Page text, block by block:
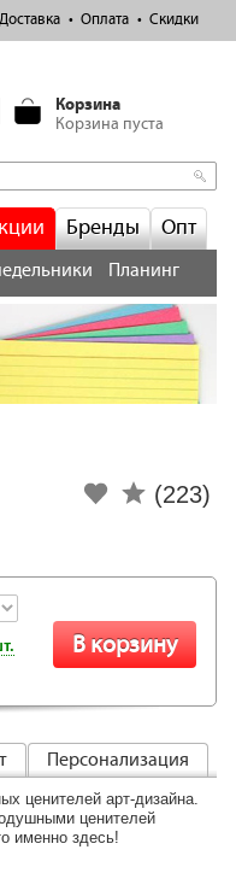
Доставка Оплата Скидки
Корзина
Корзина пуста
Бренды Опт
Планинг
(223)
Персонализация
ценителей арт-дизайна.
ценителей
именно здесь!